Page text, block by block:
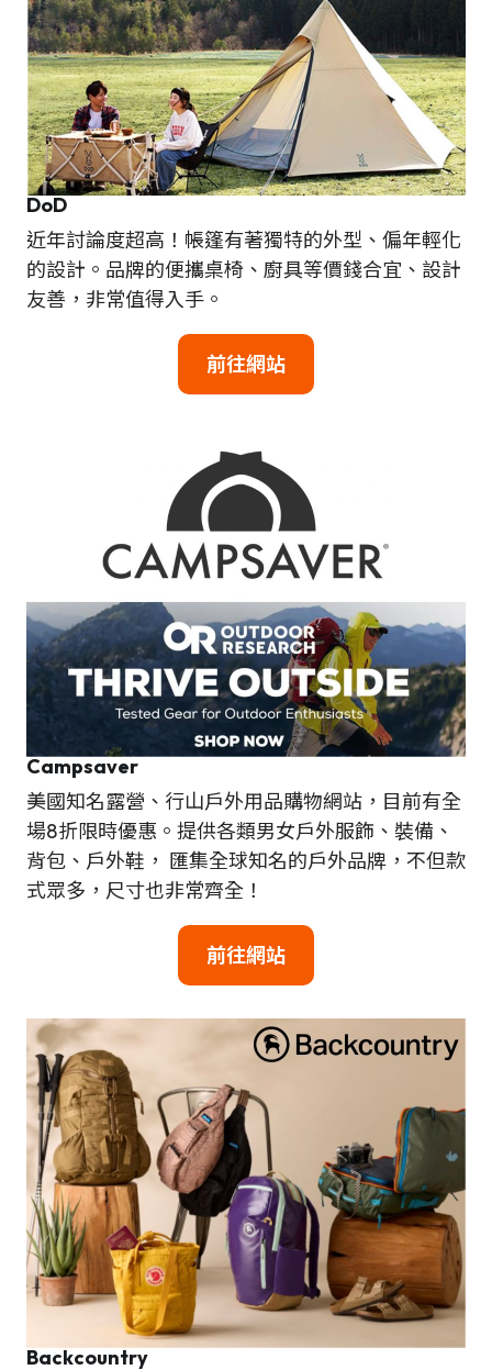
DoD
近年討論度超高！帳篷有著獨特的外型、偏年輕化
的設計。品牌的便攜桌椅、廚具等價錢合宜、設計
友善，非常值得入手。
前往網站
Campsaver
美國知名露營、行山戶外用品購物網站，目前有全
場8折限時優惠。提供各類男女戶外服飾、裝備、
背包、戶外鞋， 匯集全球知名的戶外品牌，不但款
式眾多，尺寸也非常齊全！
前往網站
Backcountry